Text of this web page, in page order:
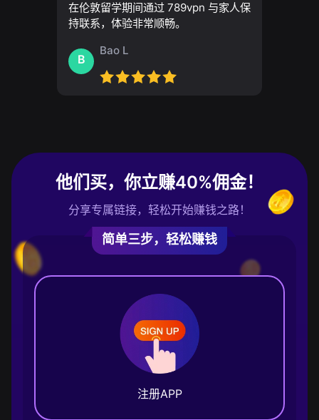
在伦敦留学期间通过 789vpn 与家人保
持联系，体验非常顺畅。
B
Bao L
他们买，你立赚40%佣金！
分享专属链接，轻松开始赚钱之路！
简单三步，轻松赚钱
注册APP